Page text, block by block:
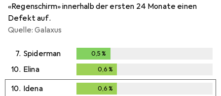
«Regenschirm» innerhalb der ersten 24 Monate einen
Defekt auf.
Quelle: Galaxus
7. Spiderman 0,5 %
10. Elina 0,6 %
10. Idena 0,6 %